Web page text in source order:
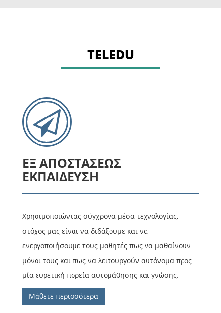
TELEDU
ΕΞ ΑΠΟΣΤΑΣΕΩΣ
ΕΚΠΑΙΔΕΥΣΗ
Χρησιμοποιώντας σύγχρονα μέσα τεχνολογίας,
στόχος μας είναι να διδάξουμε και να
ενεργοποιήσουμε τους μαθητές πως να μαθαίνουν
μόνοι τους και πως να λειτουργούν αυτόνομα προς
μία ευρετική πορεία αυτομάθησης και γνώσης.
Μάθετε περισσότερα